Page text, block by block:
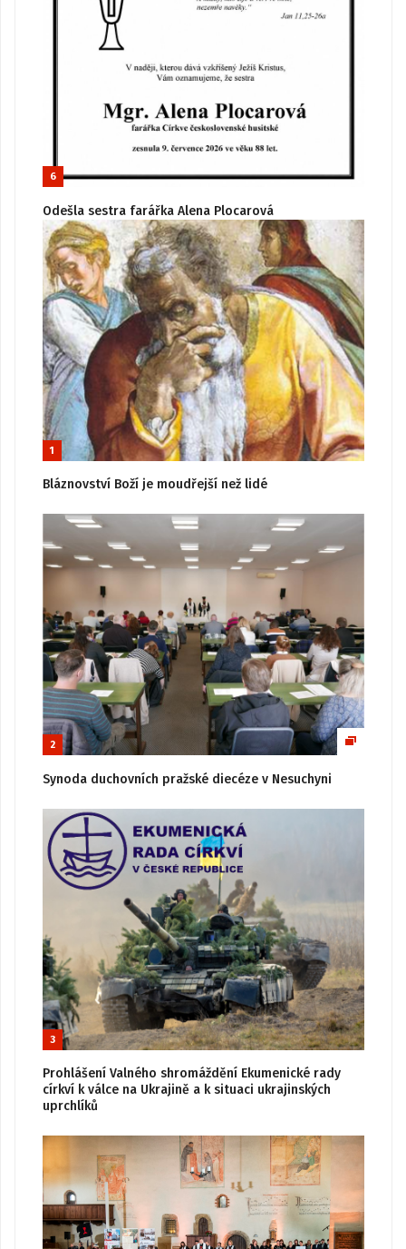
6
Odešla sestra farářka Alena Plocarová
1
Bláznovství Boží je moudřejší než lidé
2
Synoda duchovních pražské diecéze v Nesuchyni
3
Prohlášení Valného shromáždění Ekumenické rady
církví k válce na Ukrajině a k situaci ukrajinských
uprchlíků